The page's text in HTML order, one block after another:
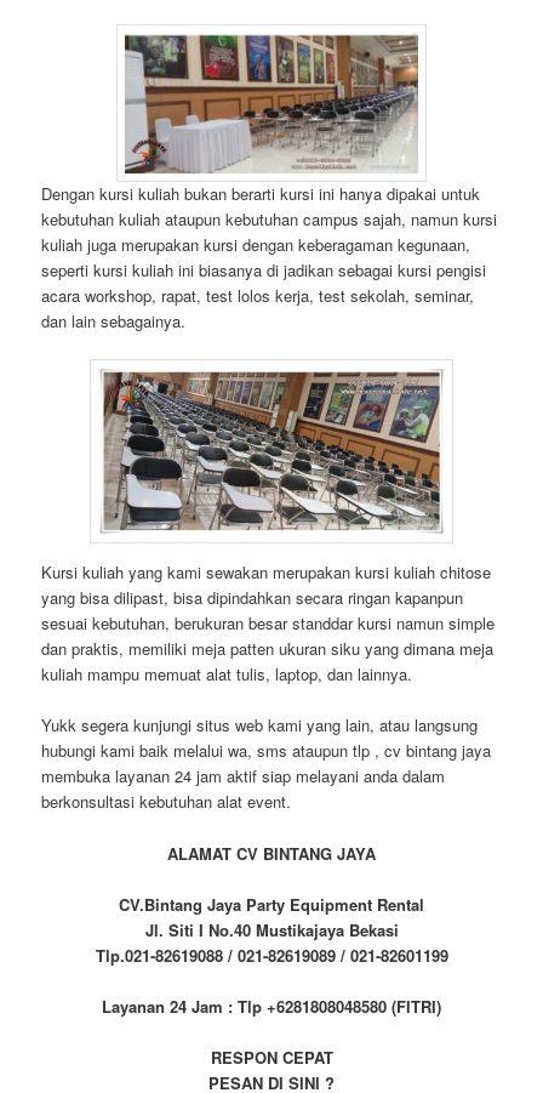
Dengan kursi kuliah bukan berarti kursi ini hanya dipakai untuk
kebutuhan kuliah ataupun kebutuhan campus sajah, namun kursi
kuliah juga merupakan kursi dengan keberagaman kegunaan,
seperti kursi kuliah ini biasanya di jadikan sebagai kursi pengisi
acara workshop, rapat, test lolos kerja, test sekolah, seminar,
dan lain sebagainya.
Kursi kuliah yang kami sewakan merupakan kursi kuliah chitose
yang bisa dilipast, bisa dipindahkan secara ringan kapanpun
sesuai kebutuhan, berukuran besar standdar kursi namun simple
dan praktis, memiliki meja patten ukuran siku yang dimana meja
kuliah mampu memuat alat tulis, laptop, dan lainnya.
Yukk segera kunjungi situs web kami yang lain, atau langsung
hubungi kami baik melalui wa, sms ataupun tlp , cv bintang jaya
membuka layanan 24 jam aktif siap melayani anda dalam
berkonsultasi kebutuhan alat event.
ALAMAT CV BINTANG JAYA
CV.Bintang Jaya Party Equipment Rental
Jl. Siti I No.40 Mustikajaya Bekasi
Tlp.021-82619088 / 021-82619089 / 021-82601199
Layanan 24 Jam : Tlp +6281808048580 (FITRI)
RESPON CEPAT
PESAN DI SINI ?